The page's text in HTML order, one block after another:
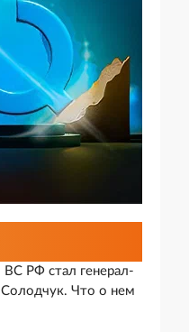
РФ стал генерал-
Что о нем